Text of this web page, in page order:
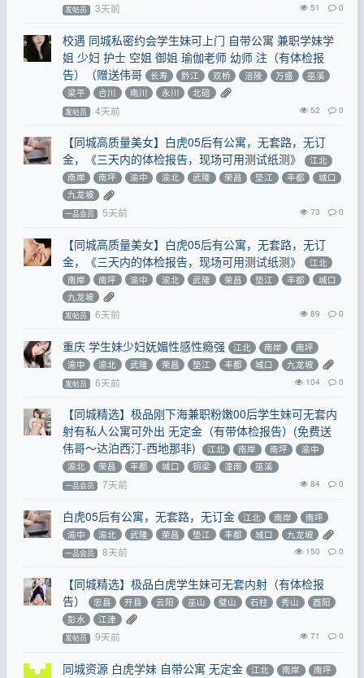
发帖员 3天前 51 0
校遇 同城私密约会学生妹可上门 自带公寓 兼职学妹学
姐 少妇 护士 空姐 御姐 瑜伽老师 幼师 注（有体检报
告）（赠送伟哥
长寿 黔江 双桥 涪陵 万盛
巫溪
梁平
合川 南川 永川 北碚
发帖员 4天前 52 0
【同城高质量美女】白虎05后有公寓，无套路，无订
金，《三天内的体检报告，现场可用测试纸测》
江北
南岸
南坪 渝中 渝北 武隆 荣昌 垫江 丰都
城口
九龙坡
一品会员 5天前 73 0
【同城高质量美女】白虎05后有公寓，无套路，无订
金，《三天内的体检报告，现场可用测试纸测》
江北
南岸
南坪 渝中 渝北 武隆 荣昌 垫江 丰都
城口
九龙坡
发帖员 6天前 89 0
重庆 学生妹少妇妩媚性感性瘾强 江北 南岸
南坪
渝中
渝北 武隆 荣昌 垫江 丰都 城口 九龙坡
发帖员 6天前 104 0
【同城精选】极品刚下海兼职粉嫩00后学生妹可无套内
射有私人公寓可外出 无定金（有带体检报告）(免费送
伟哥～达泊西汀-西地那非)
江北 南岸 南坪
渝中
渝北
荣昌 丰都 城口 铜梁 潼南 巫溪
一品会员 7天前 84 0
白虎05后有公寓，无套路，无订金 江北 南岸
南坪
渝中
渝北 武隆 荣昌 垫江 丰都 城口 九龙坡
一品会员 8天前 150 0
【同城精选】极品白虎学生妹可无套内射（有体检报
告）
忠县 开县 云阳 巫山 璧山 石柱 秀山
酉阳
彭水
江津
发帖员 9天前 71 0
同城资源 白虎学妹 自带公寓 无定金 江北 南岸
南坪